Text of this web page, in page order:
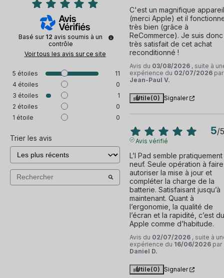
Basé sur 12 avis soumis à un
contrôle
Voir tous les avis sur ce site
5 étoiles
11
4 étoiles
0
3 étoiles
1
2 étoiles
0
1 étoile 0
Trier les avis
C'est un magnifique appareil
(merci Apple) et il
très bien (grâce à
ReCommerce). Je suis donc
très satisfait de cet achat
reconditionné !
Avis du 03/08/2026 , suite à
expérience du 02/07/2026 par
Jean-Paul V.
Utile(0) Signaler
5/5
Avis vérifié
L’I Pad semble pratiquement
neuf. Seule opération à
autoriser la mise à jour et
compléter la charge de la
batterie. Satisfaisant jusqu’à
maintenant. Quant à
l’ergonomie, la qualité de
l’écran et la rapidité, c’est du
Apple comme d’habitude.
Avis du 02/07/2026 , suite à
expérience du 16/06/2026 par
Daniel D.
Utile(0) Signaler